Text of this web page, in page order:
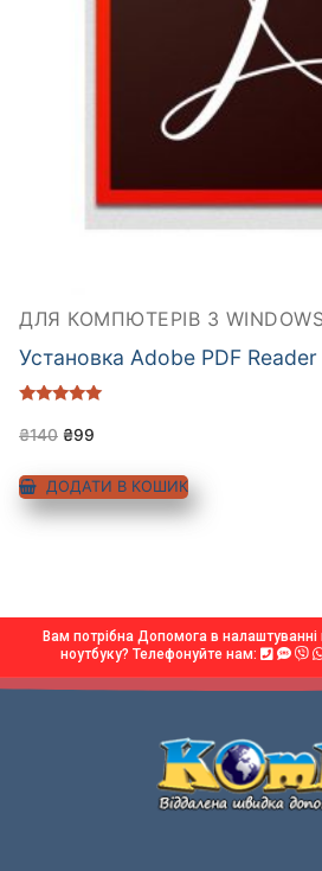
ДЛЯ КОМПЮТЕРІВ З
Установка Adobe PDF Reader
5.00
₴140 ₴99
ДОДАТИ В КОШИК
Вам потрібна Допомога в
ноутбуку? Телефонуйте нам: